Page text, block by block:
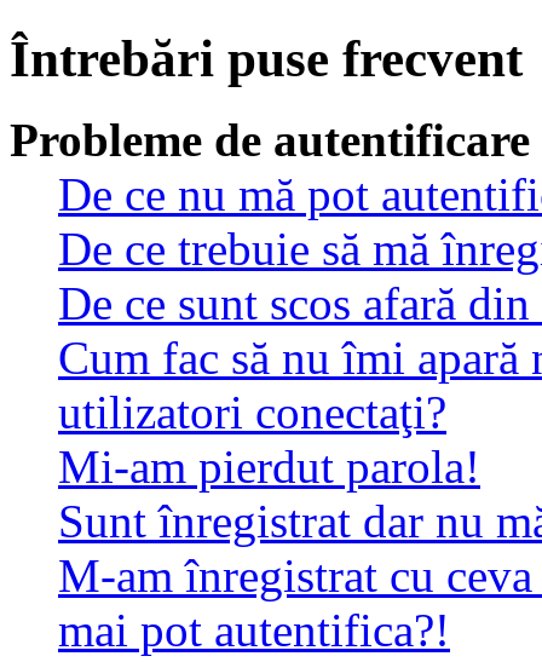
Întrebări puse frecvent
Probleme de
De ce nu mă pot
De ce trebuie să mă
De ce sunt scos afară
Cum fac să nu îmi
utilizatori conectaţi?
Mi-am pierdut parola!
Sunt înregistrat dar nu
M-am înregistrat cu
mai pot autentifica?!